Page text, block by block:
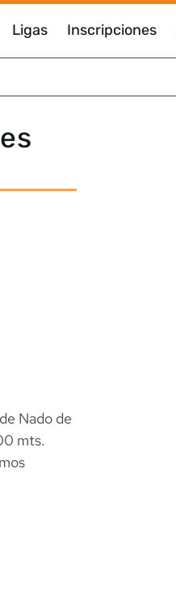
Ligas Inscripciones
Nado de
mts.